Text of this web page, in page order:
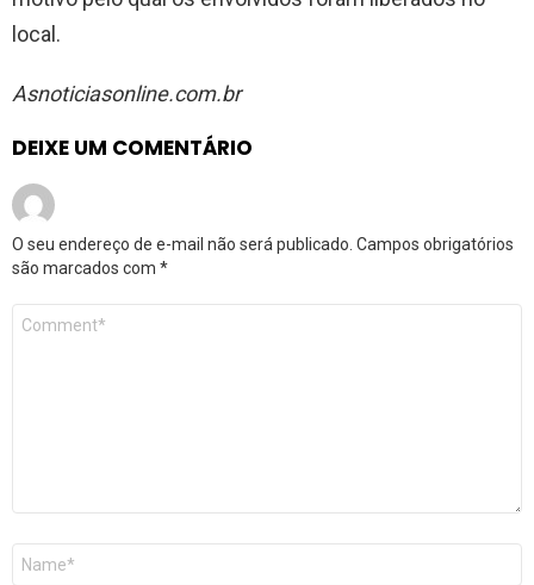
local.
Asnoticiasonline.com.br
DEIXE UM COMENTÁRIO
O seu endereço de e-mail não será publicado. Campos obrigatórios
são marcados com *
Comentário
Nome